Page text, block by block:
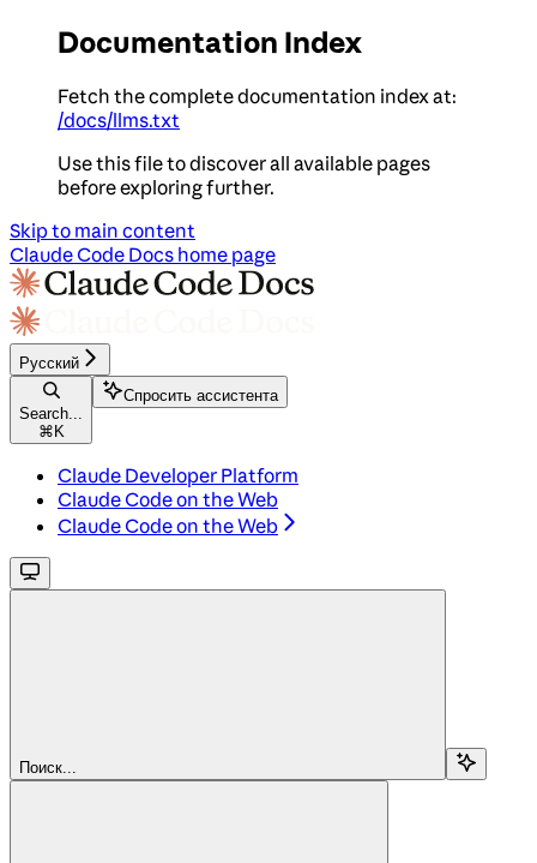
Documentation Index
Fetch the complete documentation index at:
/docs/llms.txt
Use this file to discover all available pages
before exploring further.
Skip to main content
Claude Code Docs home page
Русский
Search...
⌘ K
Спросить ассистента
Claude Developer Platform
Claude Code on the Web
Claude Code on the Web
Поиск...